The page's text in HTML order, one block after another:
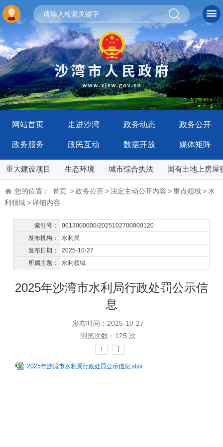
网站首页 走进沙湾 政务动态 政务公开
政务服务 政民互动 数据开放 媒体矩阵
重大建设项目 生态环境 城市综合执法 国有土地上房屋
您的位置： 首页 >政务公开>法定主动公开内容 >重点领域> 水
利领域>详细内容
索引号：
0013000000/2025102700000120
发布机构：
水利局
发布日期：
2025-10-27
所属主题：
水利领域
2025年沙湾市水利局行政处罚公示信
息
发布时间：2025-10-27
浏览次数： 125 次
T T
2025年沙湾市水利局行政处罚公示信息.xlsx